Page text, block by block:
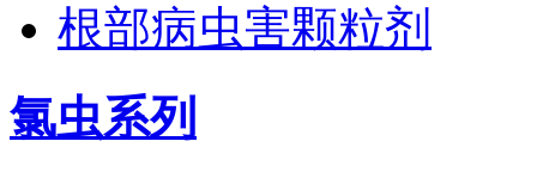
根部病虫害颗粒剂
氯虫系列